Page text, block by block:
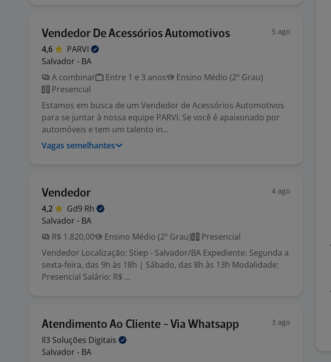
Vendedor De Acessórios Automotivos 5 ago
4,6
PARVI
Salvador - BA
A combinar
Entre 1 e 3 anos
Ensino Médio (2º Grau)
Presencial
Estamos em busca de um Vendedor de Acessórios Automotivos
para se juntar à nossa equipe PARVI. Se você é apaixonado por
automóveis e tem um talento in...
Vagas semelhantes
Vendedor 4 ago
4,2 Gd9 Rh
Salvador - BA
R$ 1.820,00
Ensino Médio (2º Grau)
Presencial
Vendedor Localização: Stiep - Salvador/BA Expediente: Segunda a
sexta-feira, das 9h às 18h | Sábado, das 8h às 13h Modalidade:
Presencial Salário: R$ ...
Atendimento Ao Cliente - Via Whatsapp 3 ago
Il3 Soluções Digitais
Salvador - BA